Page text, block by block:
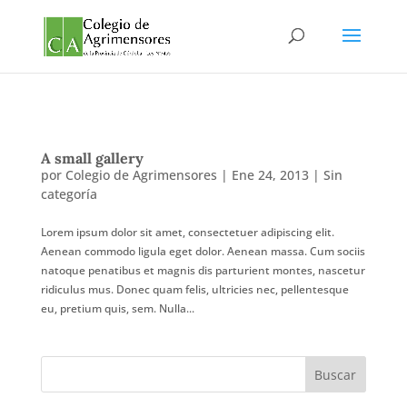
A small gallery
por Colegio de Agrimensores | Ene 24, 2013| Sin
categoría
Lorem ipsum dolor sit amet, consectetuer adipiscing elit.
Aenean commodo ligula eget dolor. Aenean massa. Cum sociis
natoque penatibus et magnis dis parturient montes, nascetur
ridiculus mus. Donec quam felis, ultricies nec, pellentesque
eu, pretium quis, sem. Nulla...